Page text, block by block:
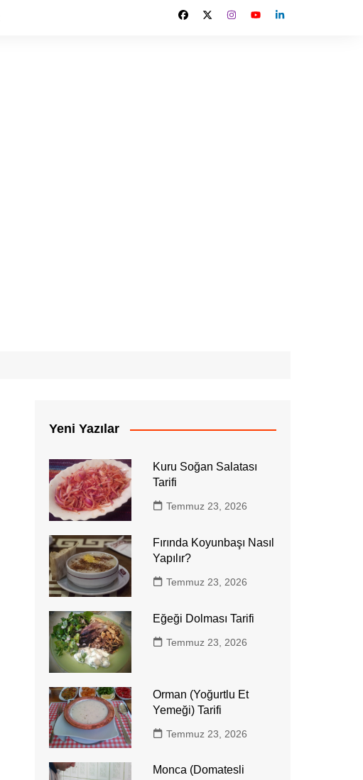
Yeni Yazılar
Kuru Soğan Salatası
Tarifi
Temmuz 23, 2026
Fırında Koyunbaşı Nasıl
Yapılır?
Temmuz 23, 2026
Eğeği Dolması Tarifi
Temmuz 23, 2026
Orman (Yoğurtlu Et
Yemeği) Tarifi
Temmuz 23, 2026
Monca (Domatesli